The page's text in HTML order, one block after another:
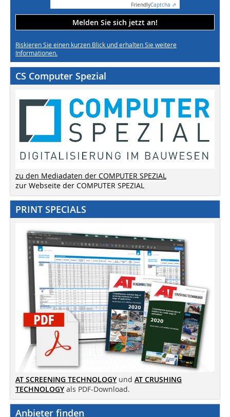
FriendlyCaptcha ⇗
Melden Sie sich jetzt an!
Riskieren Sie einen kurzen Blick und erhalten Sie weitere
Informationen.
CS Computer Spezial
zu den Mediadaten der COMPUTER SPEZIAL
zur Webseite der COMPUTER SPEZIAL
PRINT SPECIALS
AT SCREENING TECHNOLOGY und AT CRUSHING
TECHNOLOGY als PDF-Download.
Anbieter finden